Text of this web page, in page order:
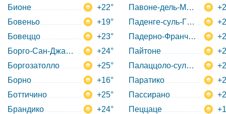
Бионе
+22°
Бовеньо
+19°
Бовеццо
+23°
Борго-Сан-Джакомо
+24°
Боргозатолло
+25°
Борно
+16°
Боттичино
+25°
Брандико
+24°
Павоне-дель-Мелла
Паденге-суль-Гарда
Падерно-Франчакорта
Пайтоне
Палаццоло-сулл'Ольо
Паратико
Пассирано
Пеццаце